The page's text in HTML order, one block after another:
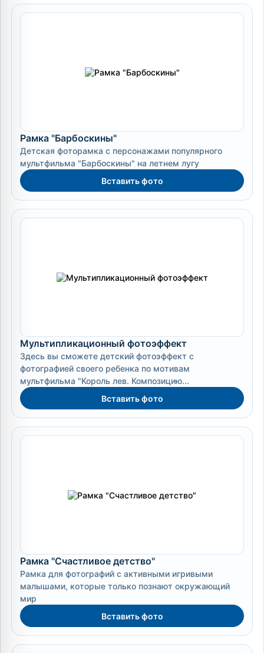
Рамка "Барбоскины"
Детская фоторамка с персонажами популярного
мультфильма "Барбоскины" на летнем лугу
Вставить фото
Мультипликационный фотоэффект
Здесь вы сможете детский фотоэффект с
фотографией своего ребенка по мотивам
мультфильма "Король лев. Композицию...
Вставить фото
Рамка "Счастливое детство"
Рамка для фотографий с активными игривыми
малышами, которые только познают окружающий
мир
Вставить фото